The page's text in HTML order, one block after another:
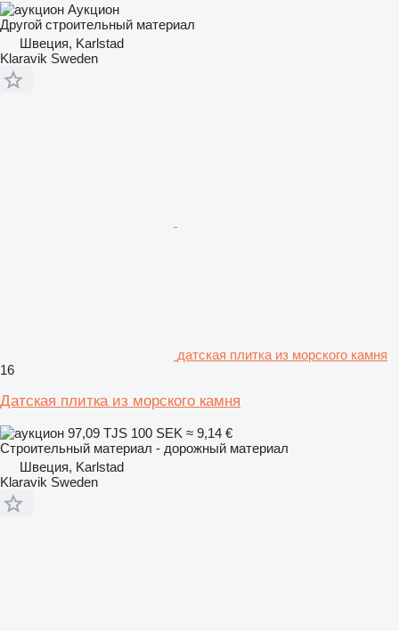
Аукцион
Другой строительный материал
Швеция, Karlstad
Klaravik Sweden
датская плитка из морского камня
16
Датская плитка из морского камня
97,09 TJS 100 SEK ≈ 9,14 €
Строительный материал - дорожный материал
Швеция, Karlstad
Klaravik Sweden